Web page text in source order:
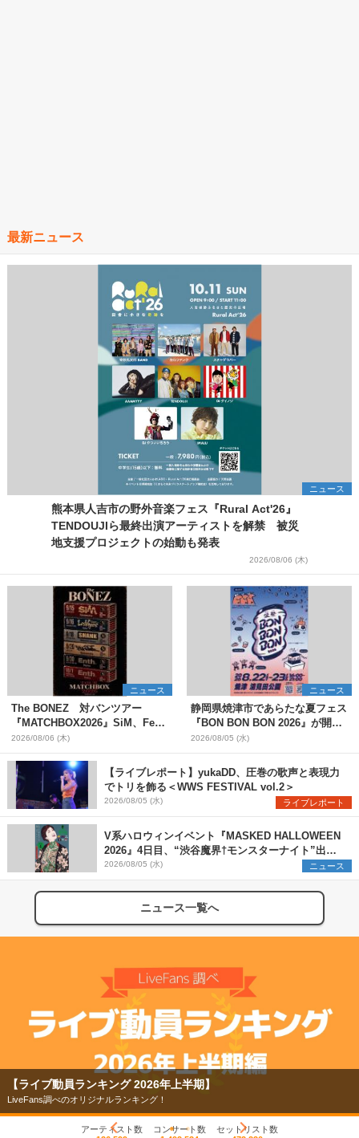
最新ニュース
ニュース
熊本県人吉市の野外音楽フェス『Rural Act'26』
TENDOUJIら最終出演アーティストを解禁 被災
地支援プロジェクトの始動も発表
2026/08/06 (木)
ニュース
The BONEZ 対バンツアー
『MATCHBOX2026』SiM、Fear,
and Loathing in Las Vegasら対
バンアーティストを一斉解禁
2026/08/06 (木)
ニュース
静岡県焼津市であらたな夏フェス
『BON BON BON 2026』が開
催 音楽ライブ×盆踊り×DJ×屋台
グルメ×ランタンナイトで彩る2日
間
2026/08/05 (水)
【ライブレポート】yukaDD、圧巻の歌声と表現力
でトリを飾る＜WWS FESTIVAL vol.2＞
2026/08/05 (水) ライブレポート
V系ハロウィンイベント『MASKED HALLOWEEN
2026』4日目、“渋谷魔界†モンスターナイト”出演6
組を発表
2026/08/05 (水) ニュース
ニュース一覧へ
【ライブ動員ランキング 2026年上半期】
LiveFans調べのオリジナルランキング！
アーティスト数
コンサート数
セットリスト数